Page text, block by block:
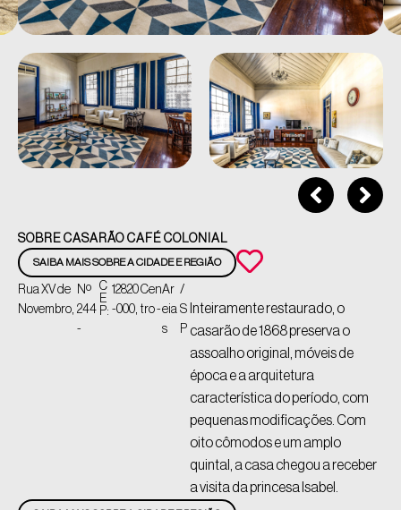
SOBRE CASARÃO CAFÉ COLONIAL
SAIBA MAIS SOBRE A CIDADE E REGIÃO
Rua XV de
Novembro,
Nº
244
-
C
E
P:
12820
-000,
Cen
tro -
Ar
eia
s
/
S
P
Inteiramente restaurado, o
casarão de 1868 preserva o
assoalho original, móveis de
época e a arquitetura
característica do período, com
pequenas modificações. Com
oito cômodos e um amplo
quintal, a casa chegou a receber
a visita da princesa Isabel.